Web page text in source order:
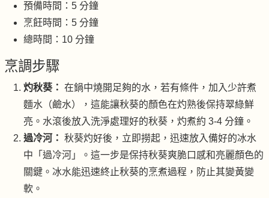
預備時間：5 分鐘
烹飪時間：5 分鐘
總時間：10 分鐘
烹調步驟
灼秋葵： 在鍋中燒開足夠的水，若有條件，加入少許煮
麵水（鹼水），這能讓秋葵的顏色在灼熟後保持翠綠鮮
亮。水滾後放入洗淨處理好的秋葵，灼煮約 3-4 分鐘。
過冷河： 秋葵灼好後，立即撈起，迅速放入備好的冰水
中「過冷河」。這一步是保持秋葵爽脆口感和亮麗顏色的
關鍵。冰水能迅速終止秋葵的烹煮過程，防止其變黃變
軟。